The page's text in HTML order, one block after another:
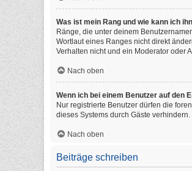
Was ist mein Rang und wie kann ich
Ränge, die unter deinem
Wortlaut eines Ranges nicht direkt
Verhalten nicht und ein Moderator oder
Nach oben
Wenn ich bei einem Benutzer auf den
Nur registrierte Benutzer dürfen die
dieses Systems durch Gäste verhindern.
Nach oben
Beiträge schreiben